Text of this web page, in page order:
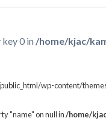
0 in /home/kjac/
wp-content/
"name" on null in /home/